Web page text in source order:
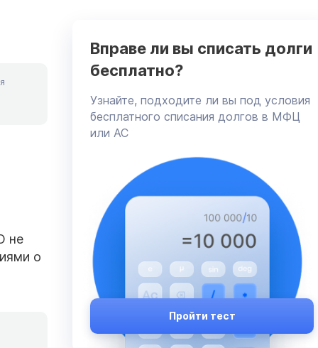
не
о
Вправе ли вы списать долги
бесплатно?
Узнайте, подходите ли вы под условия
бесплатного списания долгов в МФЦ
или АС
Пройти тест